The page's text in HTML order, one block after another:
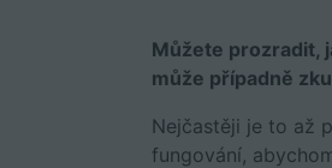
Můžete prozradit,
může případně
Nejčastěji je to až
fungování,